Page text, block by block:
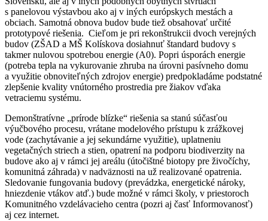
s panelovou výstavbou ako aj v iných európskych mestách a
obciach. Samotná obnova budov bude tiež obsahovať určité
prototypové riešenia. Cieľom je pri rekonštrukcii dvoch verejných
budov (ZŠAD a MŠ Kolískova dosiahnuť štandard budovy s
takmer nulovou spotrebou energie (A0). Popri úsporách energie
(potreba tepla na vykurovanie zhruba na úrovni pasívneho domu
a využitie obnoviteľných zdrojov energie) predpokladáme podstatné
zlepšenie kvality vnútorného prostredia pre žiakov vďaka
vetraciemu systému.
Demonštratívne „prírode blízke“ riešenia sa stanú súčasťou
výučbového procesu, vrátane modelového prístupu k zrážkovej
vode (zachytávanie a jej sekundárne využitie), uplatneniu
vegetačných striech a stien, opatrení na podporu biodiverzity na
budove ako aj v rámci jej areálu (útočištné biotopy pre živočíchy,
komunitná záhrada) v nadväznosti na už realizované opatrenia.
Sledovanie fungovania budovy (prevádzka, energetické nároky,
hniezdenie vtákov atď.) bude možné v rámci školy, v priestoroch
Komunitného vzdelávacieho centra (pozri aj časť Informovanosť)
aj cez internet.